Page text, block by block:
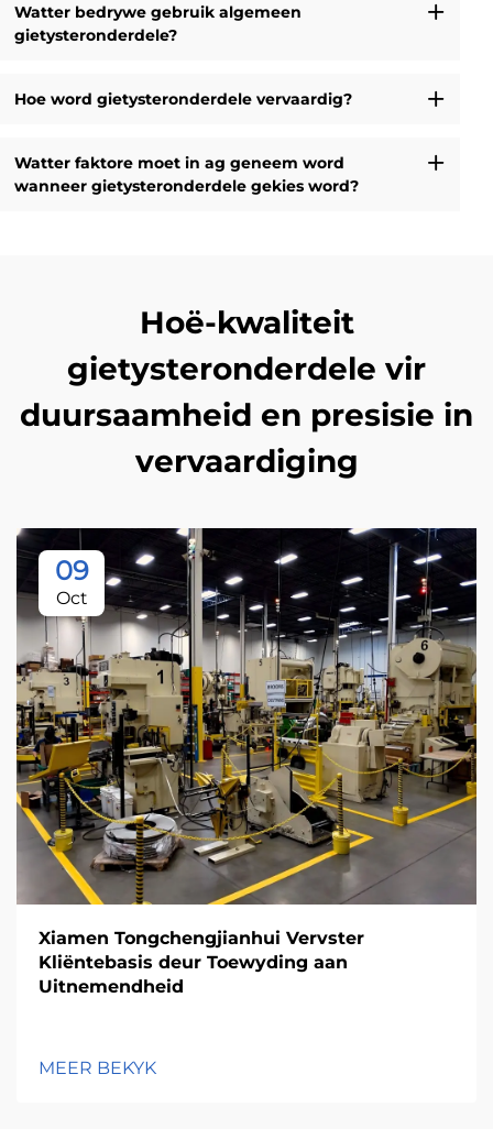
Watter bedrywe gebruik algemeen
gietysteronderdele?
Hoe word gietysteronderdele vervaardig?
Watter faktore moet in ag geneem word
wanneer gietysteronderdele gekies word?
Hoë-kwaliteit
gietysteronderdele vir
duursaamheid en presisie in
vervaardiging
09
Oct
Xiamen Tongchengjianhui Vervster
Kliëntebasis deur Toewyding aan
Uitnemendheid
MEER BEKYK